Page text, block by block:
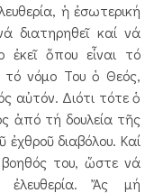
ἡ ἐσωτερική
διατηρηθεῖ καί νά
ὅπου εἶναι τό
τό νόμο Του ὁ Θεός,
αὐτόν. Διότι τότε ὁ
ἀπό τή δουλεία τῆς
διαβόλου. Καί
του, ὥστε νά
ἐλευθερία. Ἄς μή